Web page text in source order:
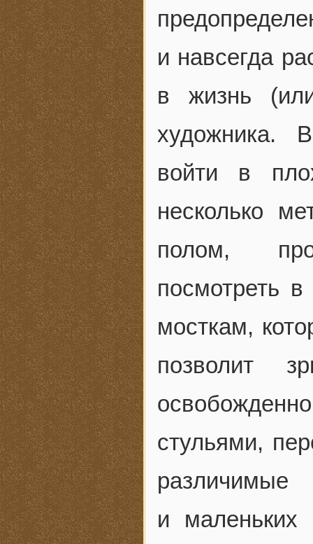
и навсегда
в жизнь
художника.
войти в
несколько
полом,
посмотреть
мосткам,
позволит
стульями,
и маленьких